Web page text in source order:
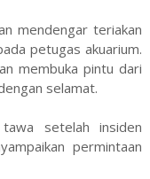
mendengar teriakan
petugas akuarium.
membuka pintu dari
selamat.
setelah insiden
permintaan